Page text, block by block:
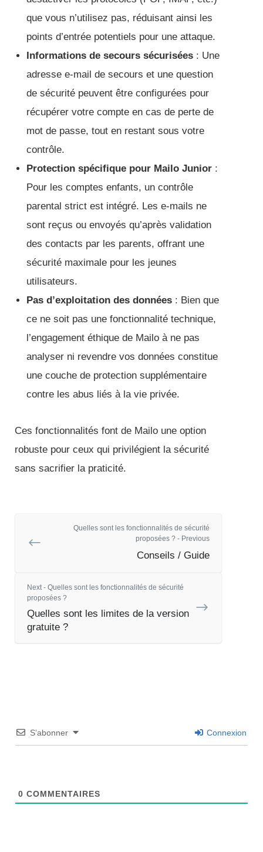
que vous n’utilisez pas, réduisant ainsi les
points d’entrée potentiels pour une attaque.
Informations de secours sécurisées : Une
adresse e-mail de secours et une question
de sécurité peuvent être configurées pour
récupérer votre compte en cas de perte de
mot de passe, tout en restant sous votre
contrôle.
Protection spécifique pour Mailo Junior :
Pour les comptes enfants, un contrôle
parental strict est intégré. Les e-mails ne
sont reçus ou envoyés qu’après validation
des contacts par les parents, offrant une
sécurité maximale pour les jeunes
utilisateurs.
Pas d’exploitation des données : Bien que
ce ne soit pas une fonctionnalité technique,
l’engagement éthique de Mailo à ne pas
analyser ni revendre vos données constitue
une couche de protection supplémentaire
contre les abus liés à la vie privée.
Ces fonctionnalités font de Mailo une option
robuste pour ceux qui privilégient la sécurité
sans sacrifier la praticité.
Quelles sont les fonctionnalités de sécurité
proposées ? - Previous
Conseils / Guide
Next - Quelles sont les fonctionnalités de sécurité
proposées ?
Quelles sont les limites de la version
gratuite ?
S’abonner Connexion
0 COMMENTAIRES